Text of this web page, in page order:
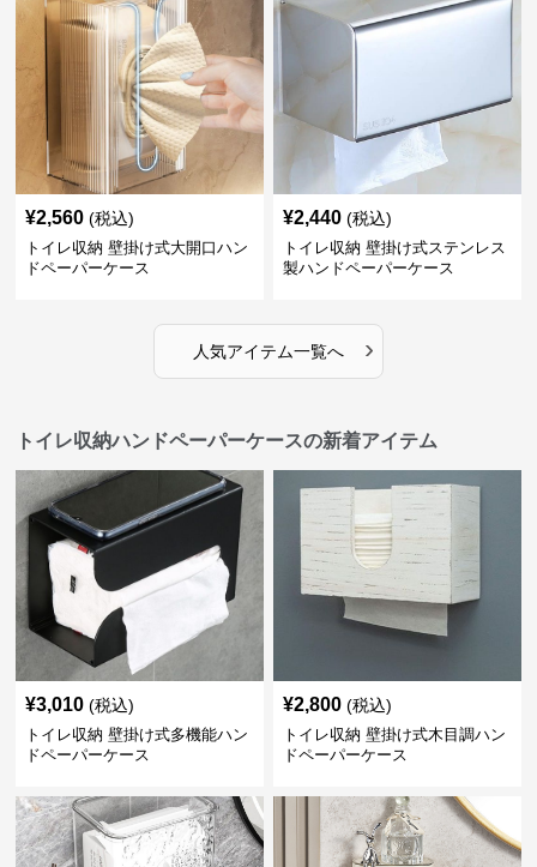
¥2,560 (税込)
トイレ収納 壁掛け式大開口ハン
ドペーパーケース
¥2,440 (税込)
トイレ収納 壁掛け式ステンレス
製ハンドペーパーケース
人気アイテム一覧へ ›
トイレ収納ハンドペーパーケースの新着アイテム
¥3,010 (税込)
トイレ収納 壁掛け式多機能ハン
ドペーパーケース
¥2,800 (税込)
トイレ収納 壁掛け式木目調ハン
ドペーパーケース